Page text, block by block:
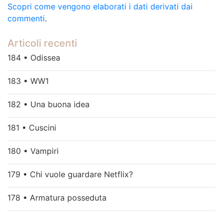
Scopri come vengono elaborati i dati derivati dai
commenti.
Articoli recenti
184 • Odissea
183 • WW1
182 • Una buona idea
181 • Cuscini
180 • Vampiri
179 • Chi vuole guardare Netflix?
178 • Armatura posseduta